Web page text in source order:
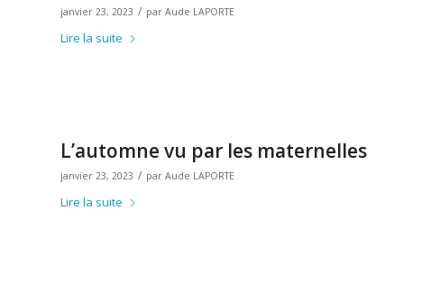
janvier 23, 2023 / par Aude LAPORTE
Lire la suite
L’automne vu par les maternelles
janvier 23, 2023 / par Aude LAPORTE
Lire la suite